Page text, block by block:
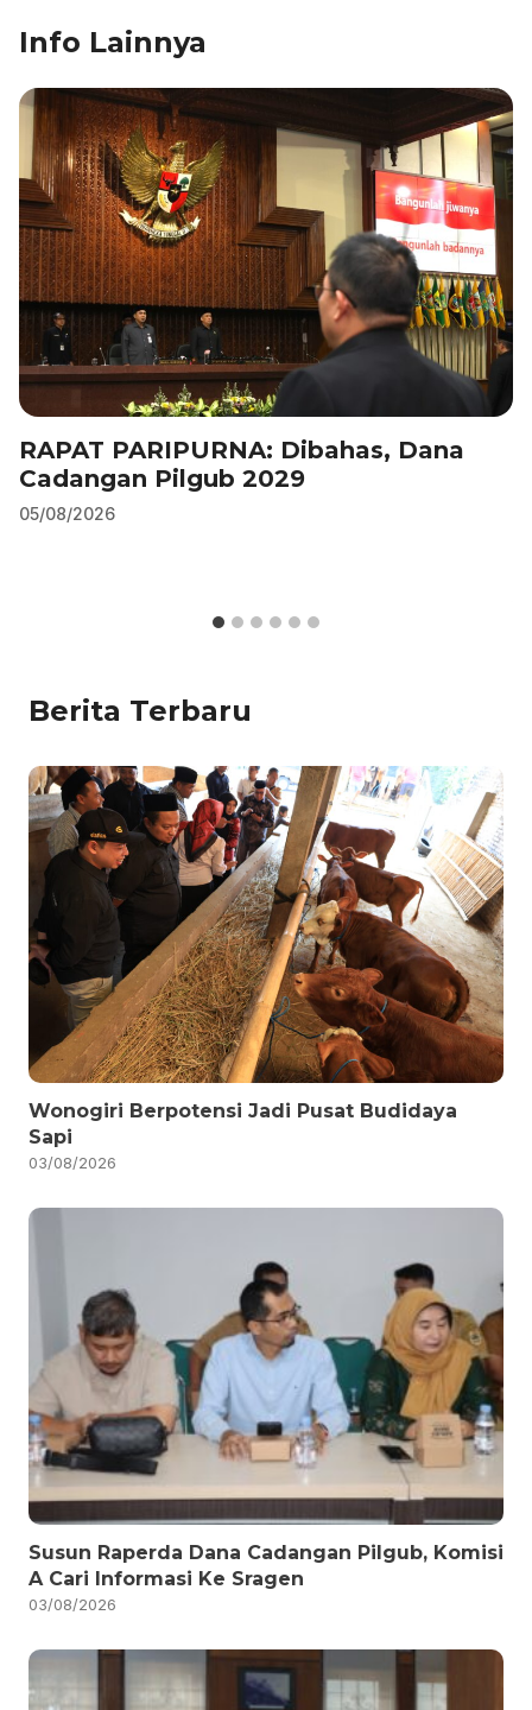
o
k
Info Lainnya
RAPAT PARIPURNA: Dibahas, Dana
Cadangan Pilgub 2029
05/08/2026
Berita Terbaru
Wonogiri Berpotensi Jadi Pusat Budidaya
Sapi
03/08/2026
Susun Raperda Dana Cadangan Pilgub, Komisi
A Cari Informasi Ke Sragen
03/08/2026